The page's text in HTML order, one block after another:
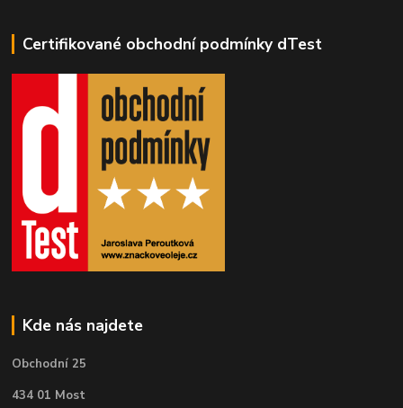
Certifikované obchodní podmínky dTest
Kde nás najdete
Obchodní 25
434 01 Most